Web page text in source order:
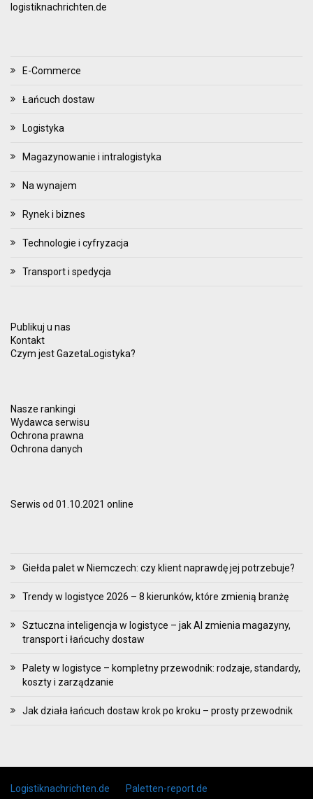
logistiknachrichten.de
E-Commerce
Łańcuch dostaw
Logistyka
Magazynowanie i intralogistyka
Na wynajem
Rynek i biznes
Technologie i cyfryzacja
Transport i spedycja
Publikuj u nas
Kontakt
Czym jest GazetaLogistyka?
Nasze rankingi
Wydawca serwisu
Ochrona prawna
Ochrona danych
Serwis od 01.10.2021 online
Giełda palet w Niemczech: czy klient naprawdę jej potrzebuje?
Trendy w logistyce 2026 – 8 kierunków, które zmienią branżę
Sztuczna inteligencja w logistyce – jak AI zmienia magazyny,
transport i łańcuchy dostaw
Palety w logistyce – kompletny przewodnik: rodzaje, standardy,
koszty i zarządzanie
Jak działa łańcuch dostaw krok po kroku – prosty przewodnik
Skip to content
Logistiknachrichten.de Paletten-report.de